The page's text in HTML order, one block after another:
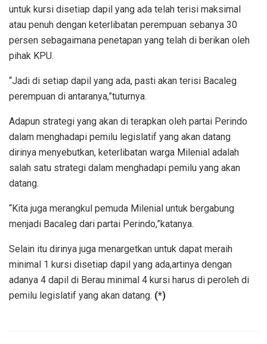
untuk kursi disetiap dapil yang ada telah terisi maksimal
atau penuh dengan keterlibatan perempuan sebanya 30
persen sebagaimana penetapan yang telah di berikan oleh
pihak KPU.
“Jadi di setiap dapil yang ada, pasti akan terisi Bacaleg
perempuan di antaranya,”tuturnya.
Adapun strategi yang akan di terapkan oleh partai Perindo
dalam menghadapi pemilu legislatif yang akan datang
dirinya menyebutkan, keterlibatan warga Milenial adalah
salah satu strategi dalam menghadapi pemilu yang akan
datang.
“Kita juga merangkul pemuda Milenial untuk bergabung
menjadi Bacaleg dari partai Perindo,”katanya.
Selain itu dirinya juga menargetkan untuk dapat meraih
minimal 1 kursi disetiap dapil yang ada,artinya dengan
adanya 4 dapil di Berau minimal 4 kursi harus di peroleh di
pemilu legislatif yang akan datang. (*)